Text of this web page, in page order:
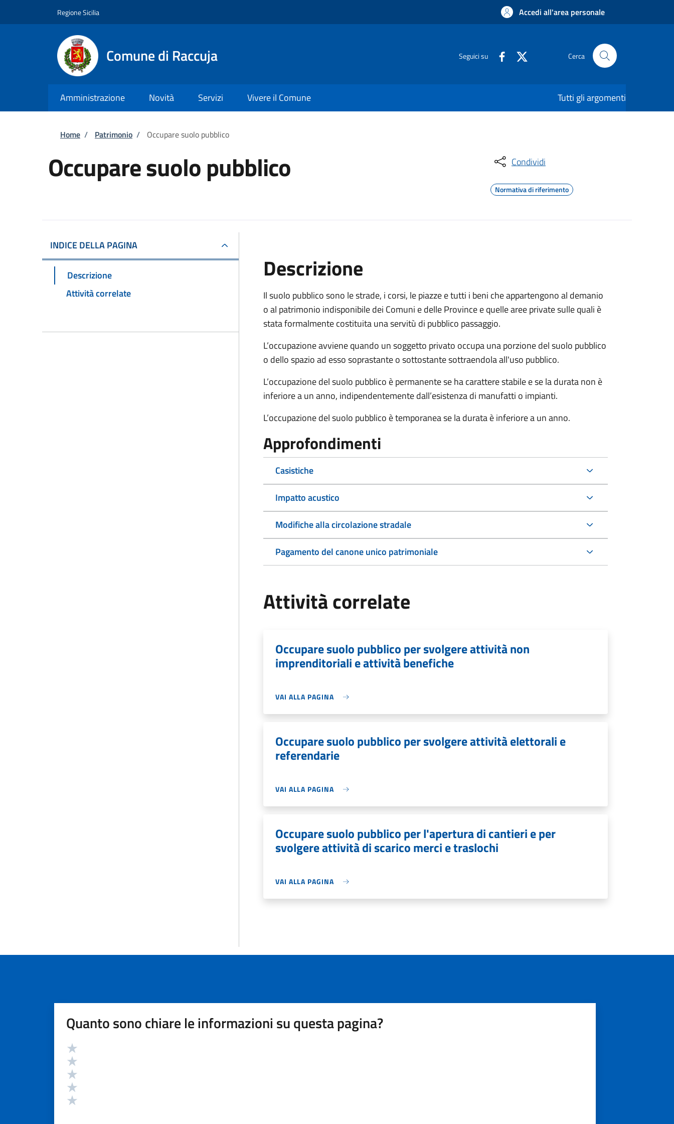
Regione Sicilia Accedi all'area personale
Comune di Raccuja Seguici su Cerca
Amministrazione Novità Servizi Vivere il Comune Tutti gli argomenti
Briciole di pane
Home / Patrimonio / Occupare suolo pubblico
Occupare suolo pubblico Condividi
Normativa di riferimento
INDICE DELLA PAGINA
Descrizione
Attività correlate
Descrizione
Il suolo pubblico sono le strade, i corsi, le piazze e tutti i beni che appartengono al demanio
o al patrimonio indisponibile dei Comuni e delle Province e quelle aree private sulle quali è
stata formalmente costituita una servitù di pubblico passaggio.
L’occupazione avviene quando un soggetto privato occupa una porzione del suolo pubblico
o dello spazio ad esso soprastante o sottostante sottraendola all'uso pubblico.
L’occupazione del suolo pubblico è permanente se ha carattere stabile e se la durata non è
inferiore a un anno, indipendentemente dall’esistenza di manufatti o impianti.
L’occupazione del suolo pubblico è temporanea se la durata è inferiore a un anno.
Approfondimenti
Casistiche
Impatto acustico
Modifiche alla circolazione stradale
Pagamento del canone unico patrimoniale
Attività correlate
Occupare suolo pubblico per svolgere attività non
imprenditoriali e attività benefiche
VAI ALLA PAGINA
Occupare suolo pubblico per svolgere attività elettorali e
referendarie
VAI ALLA PAGINA
Occupare suolo pubblico per l'apertura di cantieri e per
svolgere attività di scarico merci e traslochi
VAI ALLA PAGINA
Quanto sono chiare le informazioni su questa pagina?
Valutazione